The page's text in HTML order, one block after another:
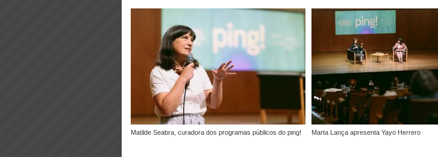
Matilde Seabra, curadora dos programas públicos do ping! Marta Lança apresenta Yayo Herrero